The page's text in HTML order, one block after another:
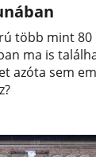
több mint 80
ma is
azóta sem